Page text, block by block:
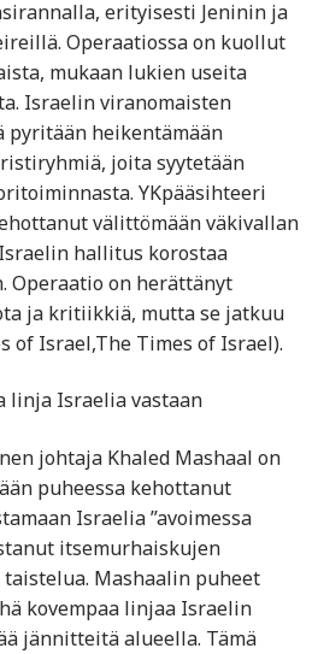
erityisesti Jeninin ja
Operaatiossa on kuollut
mukaan lukien useita
Israelin viranomaisten
pyritään heikentämään
joita syytetään
YKpääsihteeri
välittömään väkivallan
hallitus korostaa
Operaatio on herättänyt
ja kritiikkiä, mutta se jatkuu
of Israel,The Times of Israel).
linja Israelia vastaan
johtaja Khaled Mashaal on
puheessa kehottanut
Israelia ”avoimessa
itsemurhaiskujen
Mashaalin puheet
kovempaa linjaa Israelin
jännitteitä alueella. Tämä